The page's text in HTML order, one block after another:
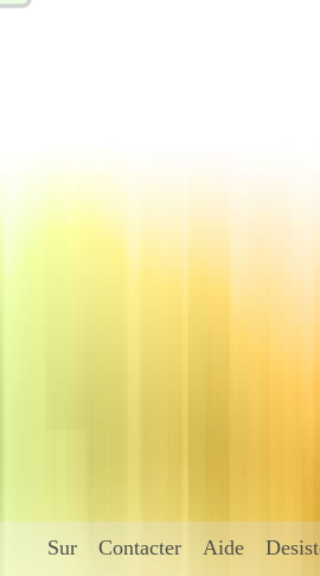
Sur Contacter Aide